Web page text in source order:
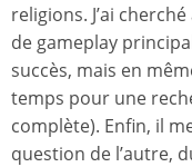
religions. J’ai
de gameplay
succès, mais en
temps pour une
complète). Enfin, il
question de l’autre,